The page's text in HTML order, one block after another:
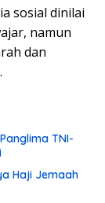
sosial dinilai
namun
dan
TNI-
Haji Jemaah